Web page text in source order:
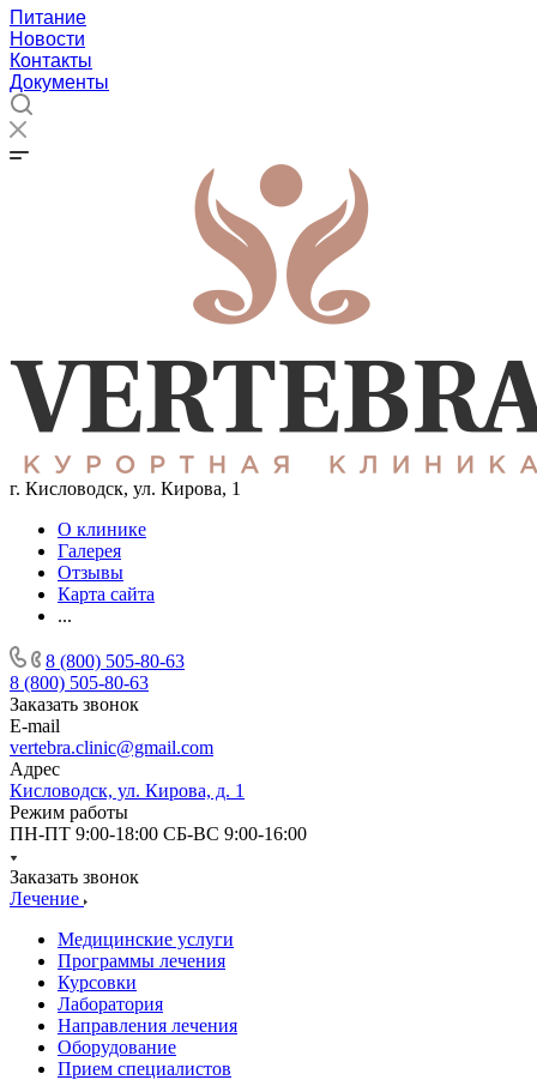
Питание
Новости
Контакты
Документы
г. Кисловодск, ул. Кирова, 1
О клинике
Галерея
Отзывы
Карта сайта
...
8 (800) 505-80-63
8 (800) 505-80-63
Заказать звонок
E-mail
vertebra.clinic@gmail.com
Адрес
Кисловодск, ул. Кирова, д. 1
Режим работы
ПН-ПТ 9:00-18:00 СБ-ВС 9:00-16:00
Заказать звонок
Лечение
Медицинские услуги
Программы лечения
Курсовки
Лаборатория
Направления лечения
Оборудование
Прием специалистов